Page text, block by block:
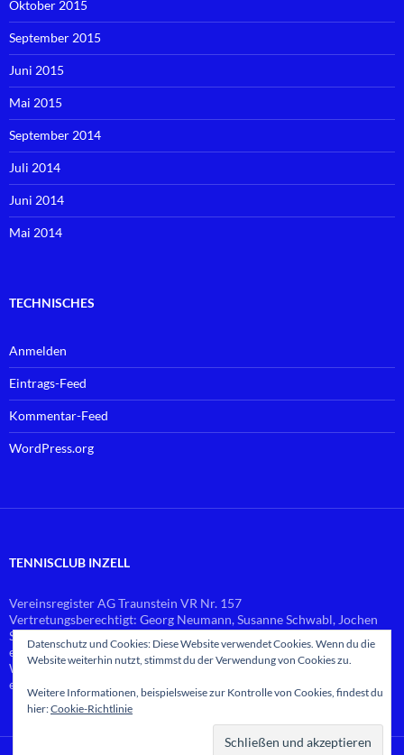
Oktober 2015
September 2015
Juni 2015
Mai 2015
September 2014
Juli 2014
Juni 2014
Mai 2014
TECHNISCHES
Anmelden
Eintrags-Feed
Kommentar-Feed
WordPress.org
TENNISCLUB INZELL
Vereinsregister AG Traunstein VR Nr. 157
Vertretungsberechtigt: Georg Neumann, Susanne Schwabl, Jochen
Schlierf
email:vorstand@tennis-inzell.de
Web-Master: Georg Neumann
email:
Datenschutz und Cookies: Diese Website verwendet Cookies. Wenn du die
Website weiterhin nutzt, stimmst du der Verwendung von Cookies zu.
Weitere Informationen, beispielsweise zur Kontrolle von Cookies, findest du
hier:Cookie-Richtlinie